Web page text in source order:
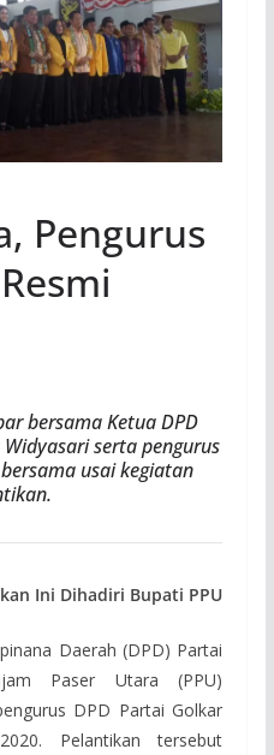
Pengurus
bersama Ketua DPD
serta pengurus
usai kegiatan
Ini Dihadiri Bupati PPU
Daerah (DPD) Partai
Paser Utara (PPU)
DPD Partai Golkar
Pelantikan tersebut